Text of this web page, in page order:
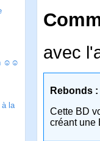
☺☺
à la
avec
Rebonds :
Cette BD
créant une